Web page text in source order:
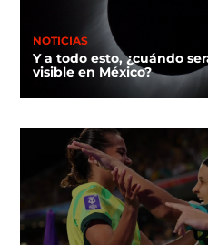
NOTICIAS
Y a todo esto, ¿cuándo
visible en México?